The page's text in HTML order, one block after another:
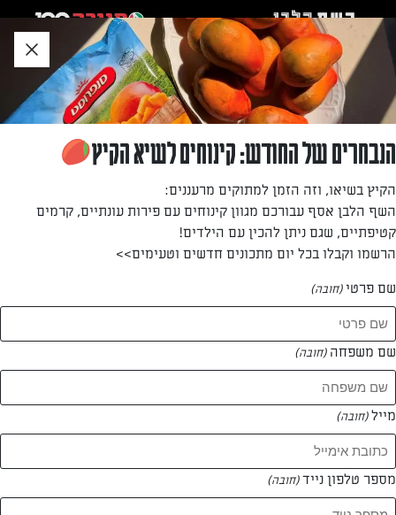
לאזור
תוכן
תחתון
חזרה לעמוד הבית
דוד בן אושר
—
המתכונים של
0 מתכונים
המאמרים של דוד בן אושר
הנבחרים של החודש: קינוחים לשיא הקיץ
הקיץ בשיאו, וזה הזמן למתוקים מרעננים:
השף הלבן אסף עבורכם מגוון קינוחים עם פירות עונתיים, קרמים
קטיפתיים, שגם ניתן להכין עם הילדים!
הרשמו וקבלו בכל יום מתכונים חדשים וטעימים>>
שם פרטי(חובה)
שם משפחה (חובה)
מייל(חובה)
מספר טלפון נייד(חובה)